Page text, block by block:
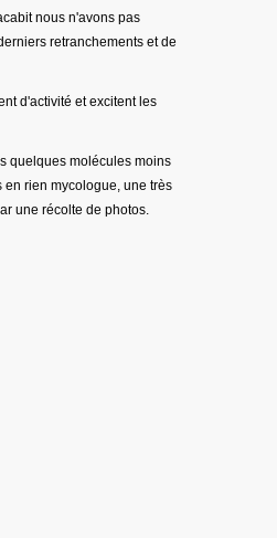
nous n'avons pas
retranchements et de
d'activité et excitent les
quelques molécules moins
rien mycologue, une très
une récolte de photos.